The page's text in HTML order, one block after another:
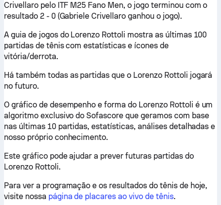
Crivellaro pelo ITF M25 Fano Men, o jogo terminou com o
resultado 2 - 0 (Gabriele Crivellaro ganhou o jogo).
A guia de jogos do Lorenzo Rottoli mostra as últimas 100
partidas de tênis com estatísticas e ícones de
vitória/derrota.
Há também todas as partidas que o Lorenzo Rottoli jogará
no futuro.
O gráfico de desempenho e forma do Lorenzo Rottoli é um
algoritmo exclusivo do Sofascore que geramos com base
nas últimas 10 partidas, estatísticas, análises detalhadas e
nosso próprio conhecimento.
Este gráfico pode ajudar a prever futuras partidas do
Lorenzo Rottoli.
Para ver a programação e os resultados do tênis de hoje,
visite nossa página de placares ao vivo de tênis.